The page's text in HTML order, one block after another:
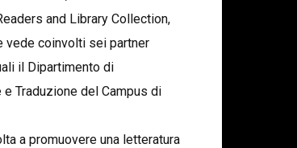
and Library Collection,
vede coinvolti sei partner
il Dipartimento di
Traduzione del Campus di
a promuovere una letteratura